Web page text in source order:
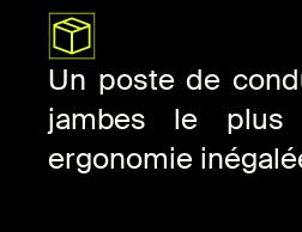
Un poste de
jambes le
ergonomie